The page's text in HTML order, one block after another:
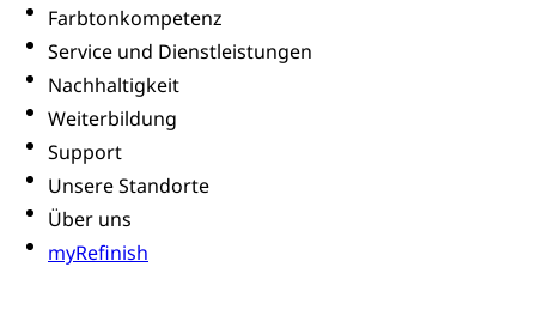
Farbtonkompetenz
Service und Dienstleistungen
Nachhaltigkeit
Weiterbildung
Support
Unsere Standorte
Über uns
myRefinish